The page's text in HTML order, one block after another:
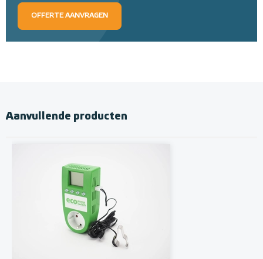
OFFERTE AANVRAGEN
Aanvullende producten